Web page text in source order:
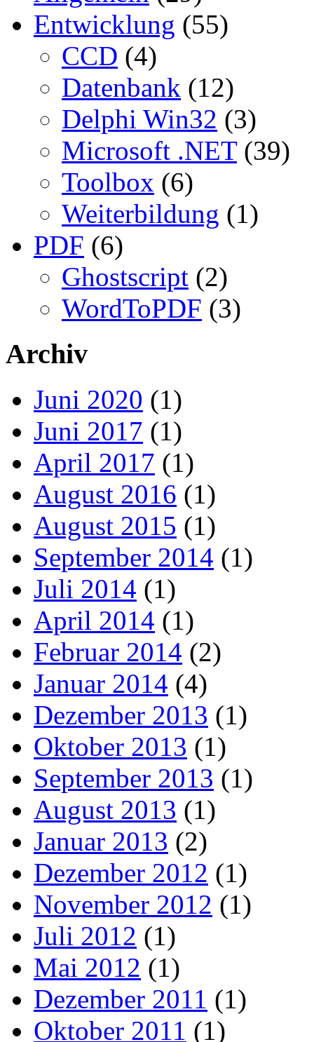
Entwicklung (55)
CCD (4)
Datenbank (12)
Delphi Win32 (3)
Microsoft .NET(39)
Toolbox (6)
Weiterbildung (1)
PDF (6)
Ghostscript (2)
WordToPDF (3)
Archiv
Juni 2020 (1)
Juni 2017 (1)
April 2017 (1)
August 2016 (1)
August 2015 (1)
September 2014 (1)
Juli 2014 (1)
April 2014 (1)
Februar 2014 (2)
Januar 2014 (4)
Dezember 2013 (1)
Oktober 2013 (1)
September 2013 (1)
August 2013 (1)
Januar 2013 (2)
Dezember 2012 (1)
November 2012 (1)
Juli 2012 (1)
Mai 2012 (1)
Dezember 2011 (1)
Oktober 2011 (1)